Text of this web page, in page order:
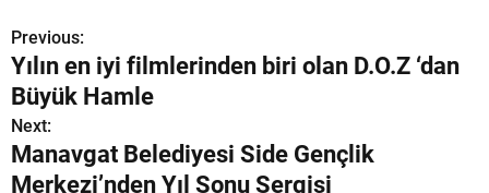
Y
a
z
ı
Previous:
Yılın en iyi filmlerinden biri olan D.O.Z ‘dan
Büyük Hamle
Next:
Manavgat Belediyesi Side Gençlik
Merkezi’nden Yıl Sonu Sergisi